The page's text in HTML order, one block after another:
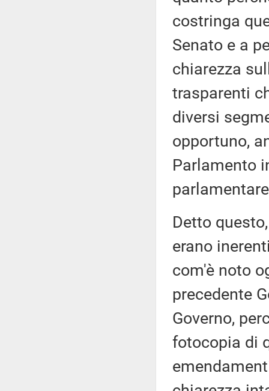
costringa
Senato e a
chiarezza
trasparenti
diversi
opportuno,
Parlamento
Detto
erano
com'è noto
precedente
Governo,
fotocopia di